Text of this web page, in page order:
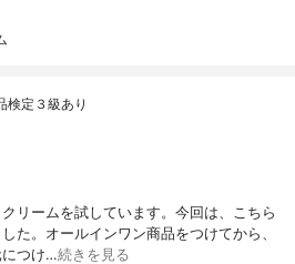
検定３級あり
リームを試しています。今回は、こちら
た。オールインワン商品をつけてから、
につけ…続きを見る